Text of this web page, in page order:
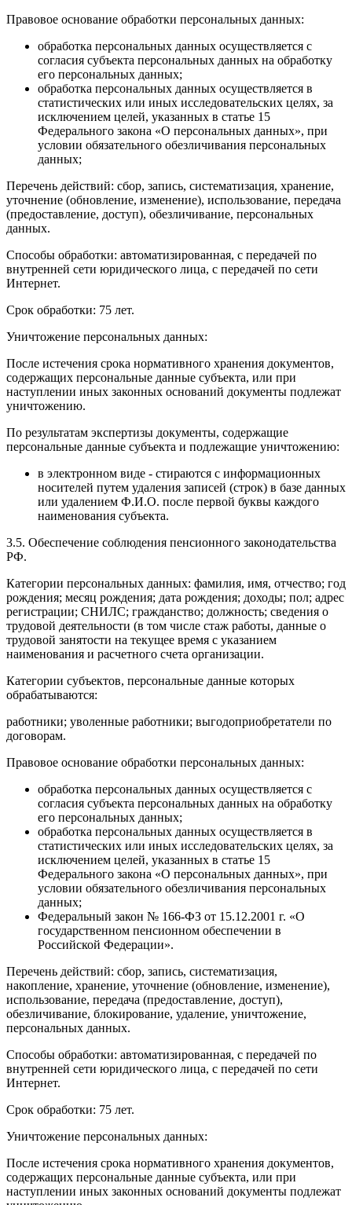
Правовое основание обработки персональных данных:
обработка персональных данных осуществляется с
согласия субъекта персональных данных на обработку
его персональных данных;
обработка персональных данных осуществляется в
статистических или иных исследовательских целях, за
исключением целей, указанных в статье 15
Федерального закона «О персональных данных», при
условии обязательного обезличивания персональных
данных;
Перечень действий: сбор, запись, систематизация, хранение,
уточнение (обновление, изменение), использование, передача
(предоставление, доступ), обезличивание, персональных
данных.
Способы обработки: автоматизированная, с передачей по
внутренней сети юридического лица, с передачей по сети
Интернет.
Срок обработки: 75 лет.
Уничтожение персональных данных:
После истечения срока нормативного хранения документов,
содержащих персональные данные субъекта, или при
наступлении иных законных оснований документы подлежат
уничтожению.
По результатам экспертизы документы, содержащие
персональные данные субъекта и подлежащие уничтожению:
в электронном виде - стираются с информационных
носителей путем удаления записей (строк) в базе данных
или удалением Ф.И.О. после первой буквы каждого
наименования субъекта.
3.5. Обеспечение соблюдения пенсионного законодательства
РФ.
Категории персональных данных: фамилия, имя, отчество; год
рождения; месяц рождения; дата рождения; доходы; пол; адрес
регистрации; СНИЛС; гражданство; должность; сведения о
трудовой деятельности (в том числе стаж работы, данные о
трудовой занятости на текущее время с указанием
наименования и расчетного счета организации.
Категории субъектов, персональные данные которых
обрабатываются:
работники; уволенные работники; выгодоприобретатели по
договорам.
Правовое основание обработки персональных данных:
обработка персональных данных осуществляется с
согласия субъекта персональных данных на обработку
его персональных данных;
обработка персональных данных осуществляется в
статистических или иных исследовательских целях, за
исключением целей, указанных в статье 15
Федерального закона «О персональных данных», при
условии обязательного обезличивания персональных
данных;
Федеральный закон № 166-ФЗ от 15.12.2001 г. «О
государственном пенсионном обеспечении в
Российской Федерации».
Перечень действий: сбор, запись, систематизация,
накопление, хранение, уточнение (обновление, изменение),
использование, передача (предоставление, доступ),
обезличивание, блокирование, удаление, уничтожение,
персональных данных.
Способы обработки: автоматизированная, с передачей по
внутренней сети юридического лица, с передачей по сети
Интернет.
Срок обработки: 75 лет.
Уничтожение персональных данных:
После истечения срока нормативного хранения документов,
содержащих персональные данные субъекта, или при
наступлении иных законных оснований документы подлежат